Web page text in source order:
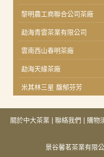
黎明農工商聯合公司茶廠
勐海青雲茶業有限公司
雲南西山春明茶廠
勐海天緣茶廠
米其林三星 馥郁芬芳
關於中大茶業 聯絡我們 購物
景谷馨茗茶業有